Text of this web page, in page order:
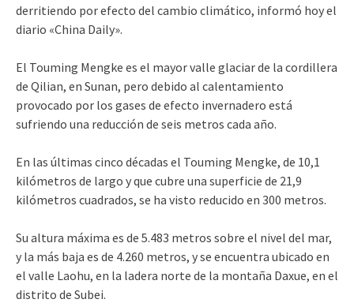
derritiendo por efecto del cambio climático, informó hoy el
diario «China Daily».
El Touming Mengke es el mayor valle glaciar de la cordillera
de Qilian, en Sunan, pero debido al calentamiento
provocado por los gases de efecto invernadero está
sufriendo una reducción de seis metros cada año.
En las últimas cinco décadas el Touming Mengke, de 10,1
kilómetros de largo y que cubre una superficie de 21,9
kilómetros cuadrados, se ha visto reducido en 300 metros.
Su altura máxima es de 5.483 metros sobre el nivel del mar,
y la más baja es de 4.260 metros, y se encuentra ubicado en
el valle Laohu, en la ladera norte de la montaña Daxue, en el
distrito de Subei.